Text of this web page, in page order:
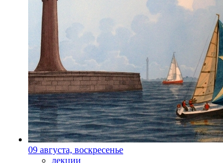
09 августа, воскресенье
лекции